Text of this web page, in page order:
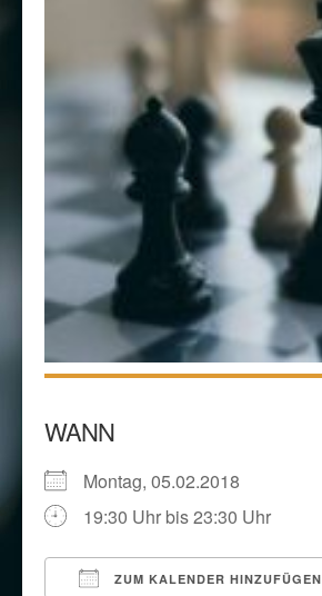
WANN
Montag, 05.02.2018
19:30 Uhr bis 23:30 Uhr
ZUM KALENDER HINZUFÜGEN